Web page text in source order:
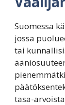
Suomessa
jossa
tai
tasa-